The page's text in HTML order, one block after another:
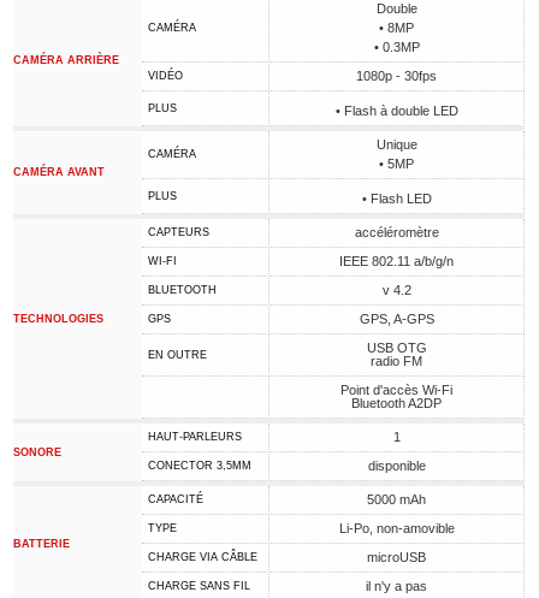
CAMÉRA ARRIÈRE
CAMÉRA
Double
• 8MP
• 0.3MP
VIDÉO 1080p - 30fps
PLUS • Flash à double LED
CAMÉRA AVANT
CAMÉRA
Unique
• 5MP
PLUS • Flash LED
TECHNOLOGIES
CAPTEURS accéléromètre
WI-FI IEEE 802.11 a/b/g/n
BLUETOOTH v 4.2
GPS GPS, A-GPS
EN OUTRE
USB OTG
radio FM
Point d'accès Wi-Fi
Bluetooth A2DP
SONORE
HAUT-PARLEURS 1
CONECTOR 3,5MM disponible
BATTERIE
CAPACITÉ 5000 mAh
TYPE Li-Po, non-amovible
CHARGE VIA CÂBLE microUSB
CHARGE SANS FIL il n'y a pas